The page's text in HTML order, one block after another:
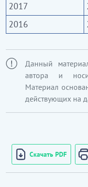
2017
2016
Данный
автора и
Материал
действующих на
Скачать PDF